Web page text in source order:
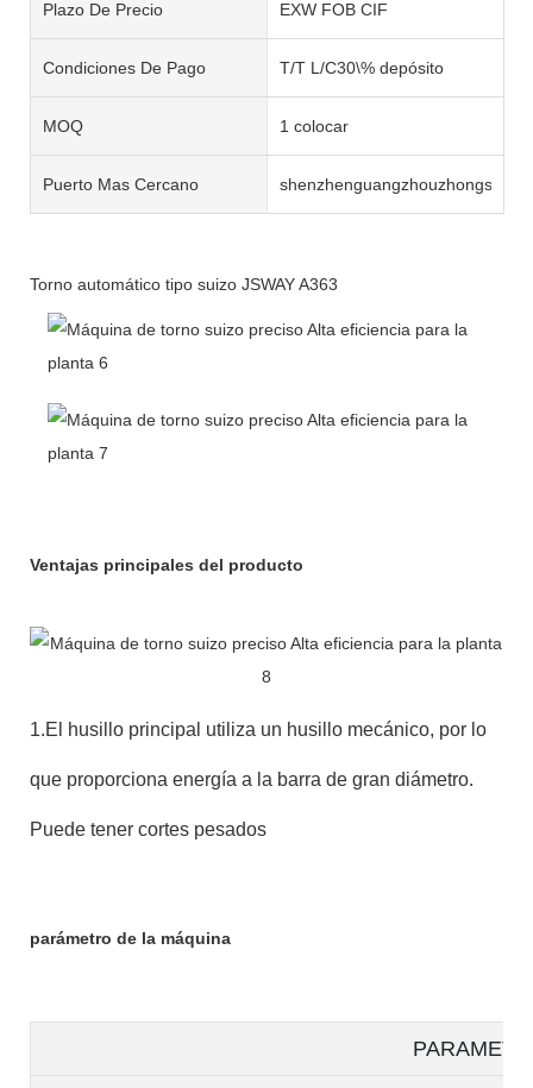
Plazo De Precio EXW FOB CIF
Condiciones De Pago T/T L/C30\% depósito
MOQ 1 colocar
Puerto Mas Cercano shenzhenguangzhouzhongshan
Torno automático tipo suizo JSWAY A363
Ventajas principales del producto
1.El husillo principal utiliza un husillo mecánico, por lo
que proporciona energía a la barra de gran diámetro.
Puede tener cortes pesados
parámetro de la máquina